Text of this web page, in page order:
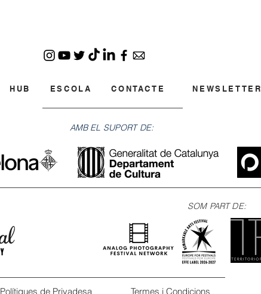
HUB ESCOLA CONTACTE NEWSLETTER
AMB EL SUPORT DE:
SOM PART DE:
Polítiques de Privadesa Termes i Condicions